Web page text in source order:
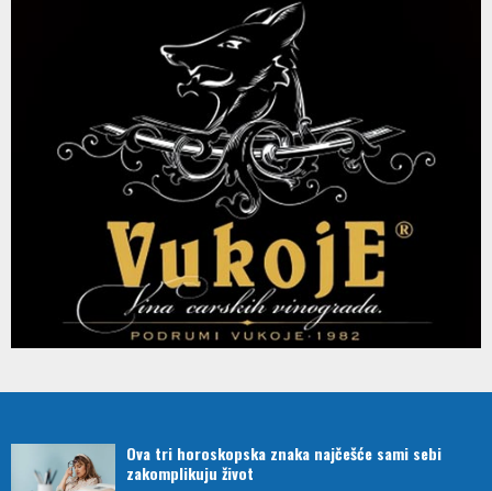
Ova tri horoskopska znaka najčešće sami sebi
zakomplikuju život